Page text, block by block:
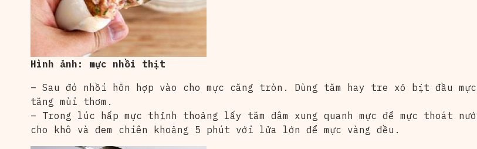
Hình ảnh: mực nhồi thịt
– Sau đó nhồi hỗn hợp vào cho mực căng tròn. Dùng tăm hay tre xỏ bịt đầu
tăng mùi thơm.
– Trong lúc hấp mực thỉnh thoảng lấy tăm đâm xung quanh mực để mực thoát
cho khô và đem chiên khoảng 5 phút với lửa lớn để mực vàng đều.